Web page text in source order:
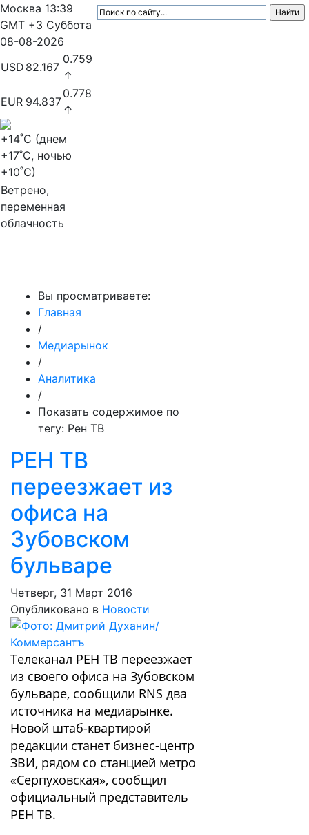
Москва 13:39
GMT +3 Суббота
08-08-2026
USD 82.167
0.759
↑
EUR 94.837
0.778
↑
+14˚C (днем
+17˚C, ночью
+10˚C)
Ветрено,
переменная
облачность
Вы просматриваете:
Главная
/
Медиарынок
/
Аналитика
/
Показать содержимое по
тегу: Рен ТВ
РЕН ТВ
переезжает из
офиса на
Зубовском
бульваре
Четверг, 31 Март 2016
Опубликовано в Новости
Телеканал РЕН ТВ переезжает
из своего офиса на Зубовском
бульваре, сообщили RNS два
источника на медиарынке.
Новой штаб-квартирой
редакции станет бизнес-центр
ЗВИ, рядом со станцией метро
«Серпуховская», сообщил
официальный представитель
РЕН ТВ.